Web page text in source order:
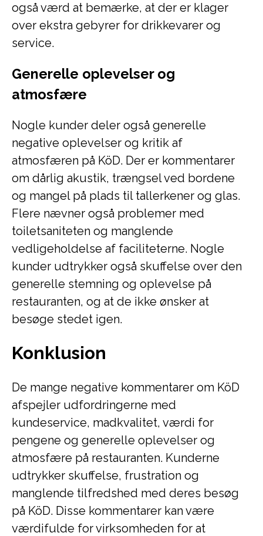
også værd at bemærke, at der er klager
over ekstra gebyrer for drikkevarer og
service.
Generelle oplevelser og
atmosfære
Nogle kunder deler også generelle
negative oplevelser og kritik af
atmosfæren på KöD. Der er kommentarer
om dårlig akustik, trængsel ved bordene
og mangel på plads til tallerkener og glas.
Flere nævner også problemer med
toiletsaniteten og manglende
vedligeholdelse af faciliteterne. Nogle
kunder udtrykker også skuffelse over den
generelle stemning og oplevelse på
restauranten, og at de ikke ønsker at
besøge stedet igen.
Konklusion
De mange negative kommentarer om KöD
afspejler udfordringerne med
kundeservice, madkvalitet, værdi for
pengene og generelle oplevelser og
atmosfære på restauranten. Kunderne
udtrykker skuffelse, frustration og
manglende tilfredshed med deres besøg
på KöD. Disse kommentarer kan være
værdifulde for virksomheden for at